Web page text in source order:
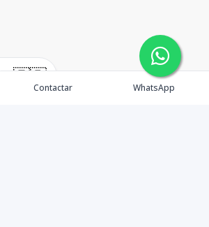
🇫🇷
Contactar WhatsApp